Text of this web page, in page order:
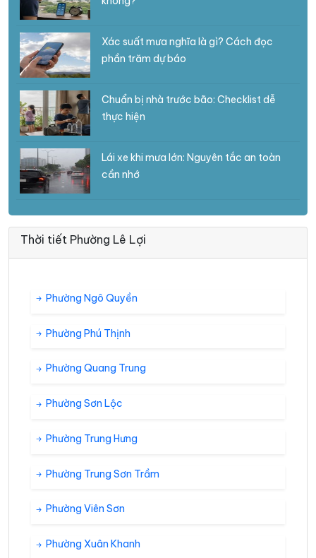
Xác suất mưa nghĩa là gì? Cách đọc
phần trăm dự báo
Chuẩn bị nhà trước bão: Checklist dễ
thực hiện
Lái xe khi mưa lớn: Nguyên tắc an toàn
cần nhớ
Thời tiết Phường Lê Lợi
Phường Ngô Quyền
Phường Phú Thịnh
Phường Quang Trung
Phường Sơn Lộc
Phường Trung Hưng
Phường Trung Sơn Trầm
Phường Viên Sơn
Phường Xuân Khanh